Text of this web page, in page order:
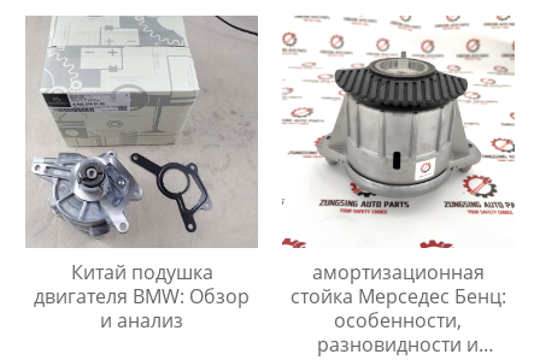
Китай подушка
двигателя BMW: Обзор
и анализ
амортизационная
стойка Мерседес Бенц:
особенности,
разновидности и